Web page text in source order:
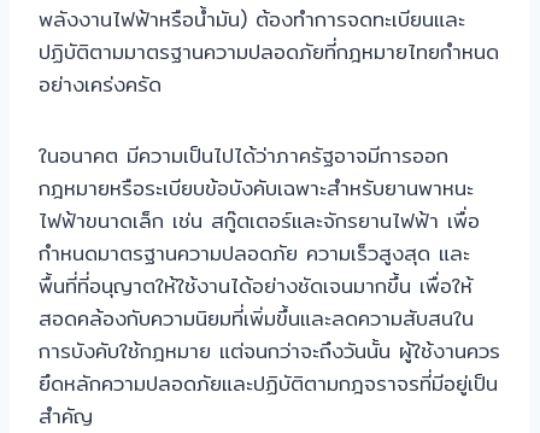
พลังงานไฟฟ้าหรือน้ำมัน) ต้องทำการจดทะเบียนและ
ปฏิบัติตามมาตรฐานความปลอดภัยที่กฎหมายไทยกำหนด
อย่างเคร่งครัด
ในอนาคต มีความเป็นไปได้ว่าภาครัฐอาจมีการออก
กฎหมายหรือระเบียบข้อบังคับเฉพาะสำหรับยานพาหนะ
ไฟฟ้าขนาดเล็ก เช่น สกู๊ตเตอร์และจักรยานไฟฟ้า เพื่อ
กำหนดมาตรฐานความปลอดภัย ความเร็วสูงสุด และ
พื้นที่ที่อนุญาตให้ใช้งานได้อย่างชัดเจนมากขึ้น เพื่อให้
สอดคล้องกับความนิยมที่เพิ่มขึ้นและลดความสับสนใน
การบังคับใช้กฎหมาย แต่จนกว่าจะถึงวันนั้น ผู้ใช้งานควร
ยึดหลักความปลอดภัยและปฏิบัติตามกฎจราจรที่มีอยู่เป็น
สำคัญ